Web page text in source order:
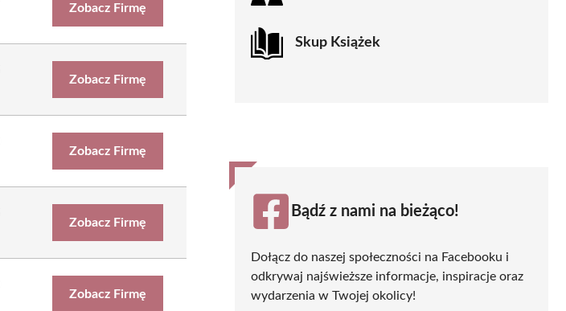
Zobacz Firmę
Zobacz Firmę
Zobacz Firmę
Zobacz Firmę
Zobacz Firmę
Skup Książek
Bądź z nami na bieżąco!
Dołącz do naszej społeczności na Facebooku i
odkrywaj najświeższe informacje, inspiracje oraz
wydarzenia w Twojej okolicy!